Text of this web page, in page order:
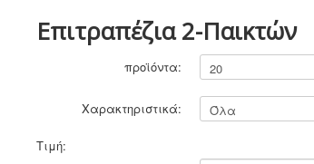
Επιτραπέζια 2-Παικτών
προϊόντα:
Χαρακτηριστικά:
Τιμή: